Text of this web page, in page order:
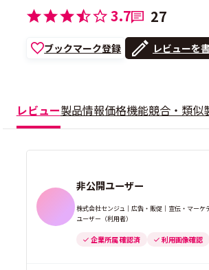
3.7 27
ブックマーク登録 レビューを
レビュー製品情報価格機能競合・類似
非公開ユーザー
株式会社センジュ｜広告・販促｜宣伝・マーケ
ユーザー（利用者）
企業所属 確認済 利用画像確認